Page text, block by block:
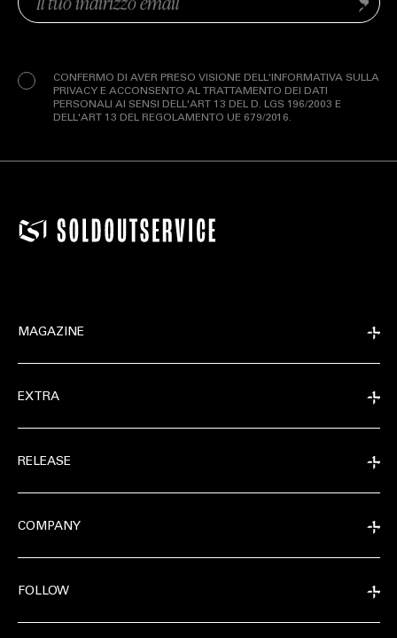
(Obbligatorio)
CONFERMO DI AVER PRESO VISIONE DELL'INFORMATIVA SULLA
PRIVACY E ACCONSENTO AL TRATTAMENTO DEI DATI
PERSONALI AI SENSI DELL'ART 13 DEL D. LGS 196/2003 E
DELL'ART 13 DEL REGOLAMENTO UE 679/2016.
Invia
MAGAZINE
EXTRA
RELEASE
COMPANY
FOLLOW